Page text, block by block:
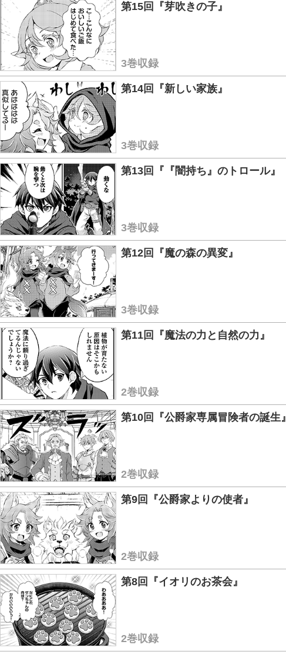
第15回『芽吹きの子』
3巻収録
第14回『新しい家族』
3巻収録
第13回『『闇持ち』のトロール』
3巻収録
第12回『魔の森の異変』
3巻収録
第11回『魔法の力と自然の力』
2巻収録
第10回『公爵家専属冒険者の誕生』
2巻収録
第9回『公爵家よりの使者』
2巻収録
第8回『イオリのお茶会』
2巻収録